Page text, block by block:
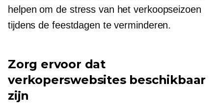
helpen om de stress van het verkoopseizoen
tijdens de feestdagen te verminderen.
Zorg ervoor dat
verkoperswebsites beschikbaar
zijn